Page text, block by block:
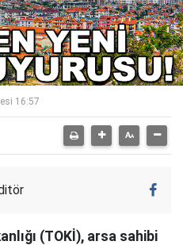
16:57
(TOKİ), arsa sahibi